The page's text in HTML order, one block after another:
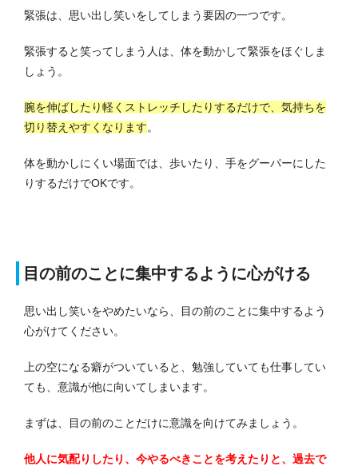
緊張は、思い出し笑いをしてしまう要因の一つです。
緊張すると笑ってしまう人は、体を動かして緊張をほぐしま
しょう。
腕を伸ばしたり軽くストレッチしたりするだけで、気持ちを
切り替えやすくなります。
体を動かしにくい場面では、歩いたり、手をグーパーにした
りするだけでOKです。
目の前のことに集中するように心がける
思い出し笑いをやめたいなら、目の前のことに集中するよう
心がけてください。
上の空になる癖がついていると、勉強していても仕事してい
ても、意識が他に向いてしまいます。
まずは、目の前のことだけに意識を向けてみましょう。
他人に気配りしたり、今やるべきことを考えたりと、過去で